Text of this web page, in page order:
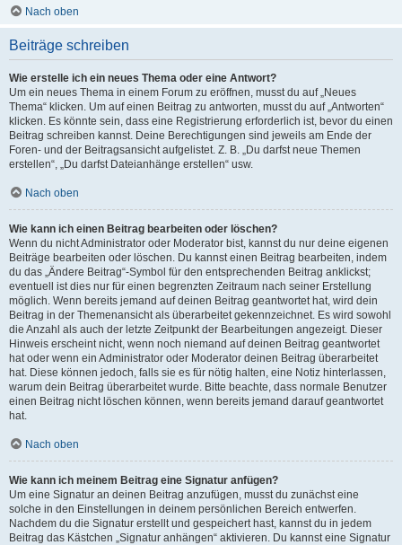
Nach oben
Beiträge schreiben
Wie erstelle ich ein neues Thema oder eine Antwort?
Um ein neues Thema in einem Forum zu eröffnen, musst du auf „Neues
Thema“ klicken. Um auf einen Beitrag zu antworten, musst du auf „Antworten“
klicken. Es könnte sein, dass eine Registrierung erforderlich ist, bevor du einen
Beitrag schreiben kannst. Deine Berechtigungen sind jeweils am Ende der
Foren- und der Beitragsansicht aufgelistet. Z. B. „Du darfst neue Themen
erstellen“, „Du darfst Dateianhänge erstellen“ usw.
Nach oben
Wie kann ich einen Beitrag bearbeiten oder löschen?
Wenn du nicht Administrator oder Moderator bist, kannst du nur deine eigenen
Beiträge bearbeiten oder löschen. Du kannst einen Beitrag bearbeiten, indem
du das „Ändere Beitrag“-Symbol für den entsprechenden Beitrag anklickst;
eventuell ist dies nur für einen begrenzten Zeitraum nach seiner Erstellung
möglich. Wenn bereits jemand auf deinen Beitrag geantwortet hat, wird dein
Beitrag in der Themenansicht als überarbeitet gekennzeichnet. Es wird sowohl
die Anzahl als auch der letzte Zeitpunkt der Bearbeitungen angezeigt. Dieser
Hinweis erscheint nicht, wenn noch niemand auf deinen Beitrag geantwortet
hat oder wenn ein Administrator oder Moderator deinen Beitrag überarbeitet
hat. Diese können jedoch, falls sie es für nötig halten, eine Notiz hinterlassen,
warum dein Beitrag überarbeitet wurde. Bitte beachte, dass normale Benutzer
einen Beitrag nicht löschen können, wenn bereits jemand darauf geantwortet
hat.
Nach oben
Wie kann ich meinem Beitrag eine Signatur anfügen?
Um eine Signatur an deinen Beitrag anzufügen, musst du zunächst eine
solche in den Einstellungen in deinem persönlichen Bereich entwerfen.
Nachdem du die Signatur erstellt und gespeichert hast, kannst du in jedem
Beitrag das Kästchen „Signatur anhängen“ aktivieren. Du kannst eine Signatur